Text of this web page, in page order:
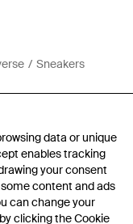
data or unique
enables tracking
your consent
content and ads
can change your
clicking the Cookie
Sneakers